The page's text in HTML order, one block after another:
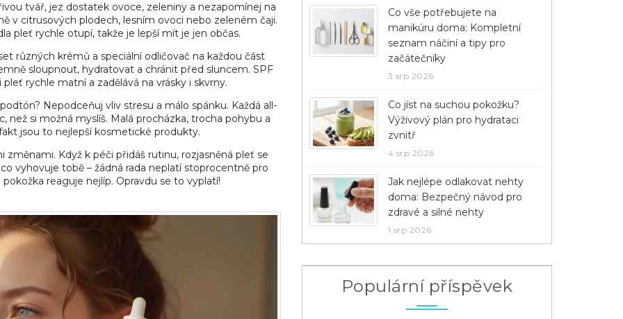
tvář, jez dostatek ovoce, zeleniny a nezapomínej na
v citrusových plodech, lesním ovoci nebo zeleném čaji.
pleť rychle otupí, takže je lepší mít je jen občas.
různých krémů a speciální odličovač na každou část
sloupnout, hydratovat a chránit před sluncem. SPF
rychle matní a zadělává na vrásky i skvrny.
Nepodceňuj vliv stresu a málo spánku. Každá all-
si možná myslíš. Malá procházka, trocha pohybu a
jsou to nejlepší kosmetické produkty.
Když k péči přidáš rutinu, rozjasněná pleť se
vyhovuje tobě – žádná rada neplatí stoprocentně pro
reaguje nejlíp. Opravdu se to vyplatí!
Co vše potřebujete na
manikúru doma: Kompletní
seznam náčiní a tipy pro
začátečníky
3 srp 2026
Co jíst na suchou pokožku?
Výživový plán pro hydrataci
zvnitř
4 srp 2026
Jak nejlépe odlakovat nehty
doma: Bezpečný návod pro
zdravé a silné nehty
1 srp 2026
Populární příspěvek